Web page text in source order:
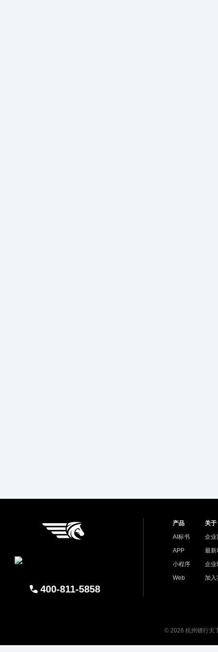
400-811-5858
产品
AI标书
APP
小程序
Web
关于
企业
最新
企业
加入
© 2026 杭州镖行天